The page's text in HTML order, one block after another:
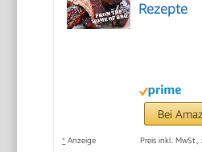
Rezepte
Bei
* Anzeige Preis inkl.